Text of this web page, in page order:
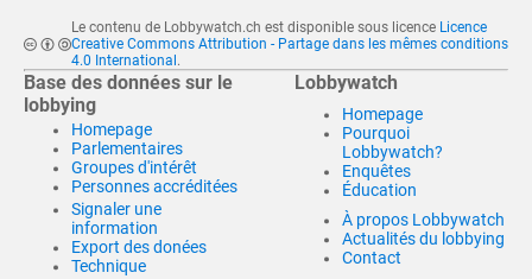
Le contenu de Lobbywatch.ch est disponible sous licence Licence
Creative Commons Attribution - Partage dans les mêmes conditions
4.0 International .
Base des données sur le
lobbying
Homepage
Parlementaires
Groupes d'intérêt
Personnes accréditées
Signaler une
information
Export des donées
Technique
Lobbywatch
Homepage
Pourquoi
Lobbywatch?
Enquêtes
Éducation
À propos Lobbywatch
Actualités du lobbying
Contact